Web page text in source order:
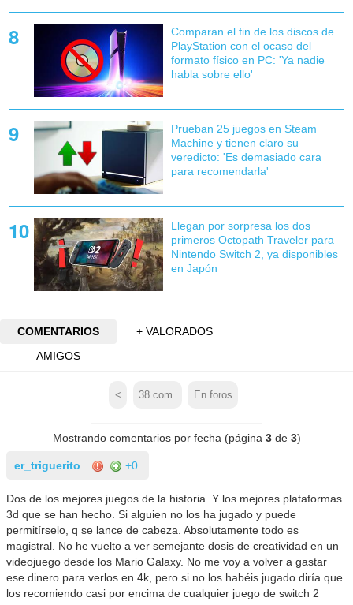
Comparan el fin de los discos de
PlayStation con el ocaso del
formato físico en PC: 'Ya nadie
habla sobre ello'
Prueban 25 juegos en Steam
Machine y tienen claro su
veredicto: 'Es demasiado cara
para recomendarla'
Llegan por sorpresa los dos
primeros Octopath Traveler para
Nintendo Switch 2, ya disponibles
en Japón
COMENTARIOS
+ VALORADOS
AMIGOS
< 38 com. En foros
Mostrando comentarios por fecha (página 3de 3)
er_triguerito +0
Dos de los mejores juegos de la historia. Y los mejores plataformas
3d que se han hecho. Si alguien no los ha jugado y puede
permitírselo, q se lance de cabeza. Absolutamente todo es
magistral. No he vuelto a ver semejante dosis de creatividad en un
videojuego desde los Mario Galaxy. No me voy a volver a gastar
ese dinero para verlos en 4k, pero si no los habéis jugado diría que
los recomiendo casi por encima de cualquier juego de switch 2